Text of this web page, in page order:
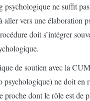
psychologique ne suffit
aller vers une élaboration
doit s’intégrer
de soutien avec la
psychologique) ne doit en
proche dont le rôle est de